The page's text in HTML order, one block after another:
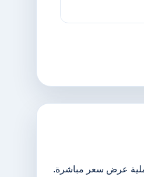
عرض سعر مباشرة.